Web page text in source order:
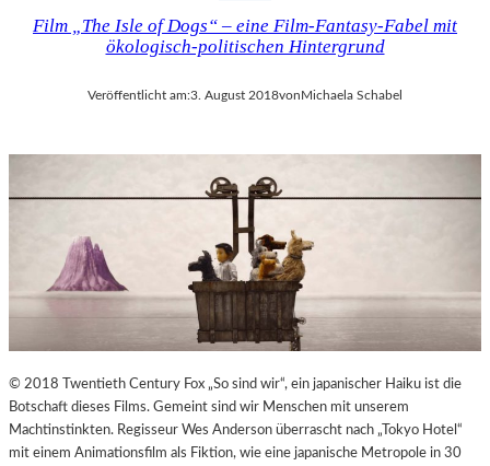
Film „The Isle of Dogs“ – eine Film-Fantasy-Fabel mit
ökologisch-politischen Hintergrund
Veröffentlicht am:3. August 2018vonMichaela Schabel
© 2018 Twentieth Century Fox „So sind wir“, ein japanischer Haiku ist die
Botschaft dieses Films. Gemeint sind wir Menschen mit unserem
Machtinstinkten. Regisseur Wes Anderson überrascht nach „Tokyo Hotel“
mit einem Animationsfilm als Fiktion, wie eine japanische Metropole in 30